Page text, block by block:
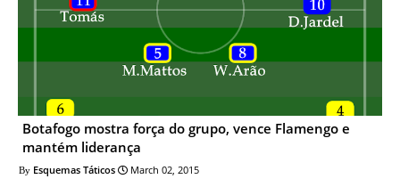
Botafogo mostra força do grupo, vence Flamengo e
mantém liderança
Esquemas Táticos March 02, 2015